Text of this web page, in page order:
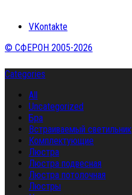
VKontakte
© СФЕРОН 2005-2026
Categories
All
Uncategorized
Бра
Встраиваемый светильник
Комплектующие
Люстра
Люстра подвесная
Люстра потолочная
Люстры